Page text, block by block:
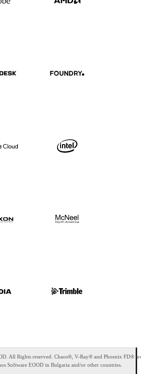
All Rights reserved. Chaos®, V-Ray® and Phoenix FD®
Software EOOD in Bulgaria and/or other countries.